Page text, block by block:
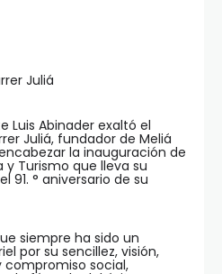
Juliá
Luis Abinader exaltó el
Juliá, fundador de Meliá
la inauguración de
y Turismo que lleva su
91. ° aniversario de su
siempre ha sido un
por su sencillez, visión,
social,